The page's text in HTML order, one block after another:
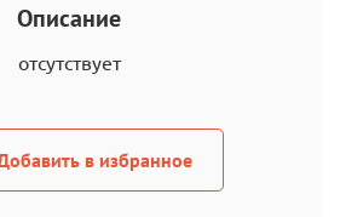
Описание
отсутствует
в избранное